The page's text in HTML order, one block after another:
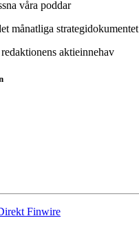
våra poddar
månatliga strategidokumentet
aktieinnehav
Finwire